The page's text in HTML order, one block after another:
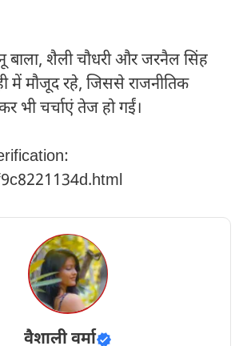
बाला, शैली चौधरी और जरनैल सिंह
में मौजूद रहे, जिससे राजनीतिक
भी चर्चाएं तेज हो गईं।
वैशाली वर्मा